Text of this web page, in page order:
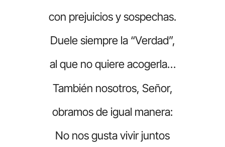
con prejuicios y sospechas.
Duele siempre la “Verdad”,
al que no quiere acogerla…
También nosotros, Señor,
obramos de igual manera:
No nos gusta vivir juntos